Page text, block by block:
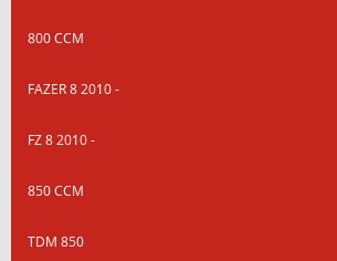
800 CCM
FAZER 8 2010 -
FZ 8 2010 -
850 CCM
TDM 850